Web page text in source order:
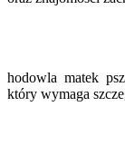
hodowla matek
który wymaga